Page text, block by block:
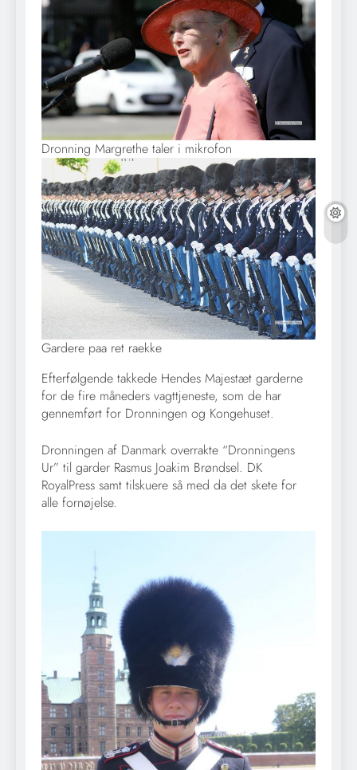
Dronning Margrethe taler i mikrofon
Gardere paa ret raekke
Efterfølgende takkede Hendes Majestæt garderne
for de fire måneders vagttjeneste, som de har
gennemført for Dronningen og Kongehuset.
Dronningen af Danmark overrakte “Dronningens
Ur” til garder Rasmus Joakim Brøndsel. DK
RoyalPress samt tilskuere så med da det skete for
alle fornøjelse.